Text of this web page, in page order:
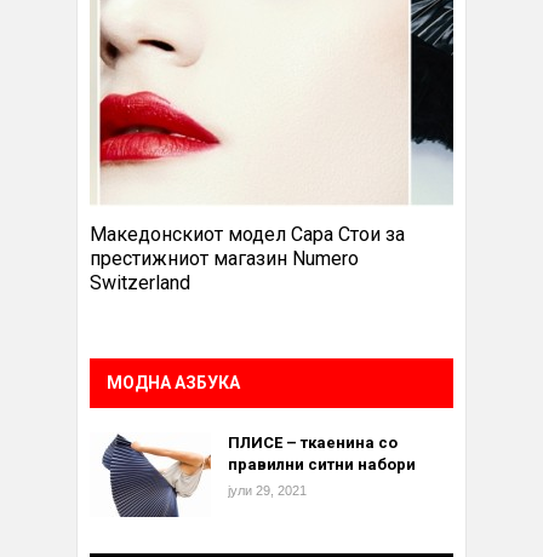
Македонскиот модел Сара Стои за
престижниот магазин Numero
Switzerland
МОДНА АЗБУКА
ПЛИСЕ – ткаенина со
правилни ситни набори
јули 29, 2021